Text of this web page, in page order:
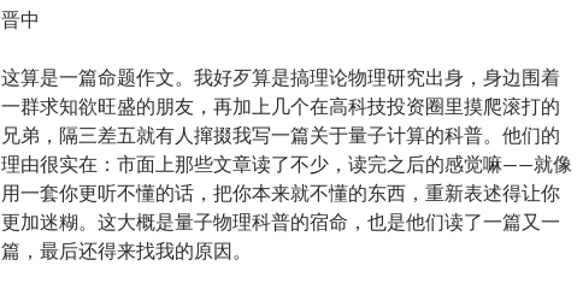
晋中
这算是一篇命题作文。我好歹算是搞理论物理研究出身，身边围着
一群求知欲旺盛的朋友，再加上几个在高科技投资圈里摸爬滚打的
兄弟，隔三差五就有人撺掇我写一篇关于量子计算的科普。他们的
理由很实在：市面上那些文章读了不少，读完之后的感觉嘛——就像
用一套你更听不懂的话，把你本来就不懂的东西，重新表述得让你
更加迷糊。这大概是量子物理科普的宿命，也是他们读了一篇又一
篇，最后还得来找我的原因。